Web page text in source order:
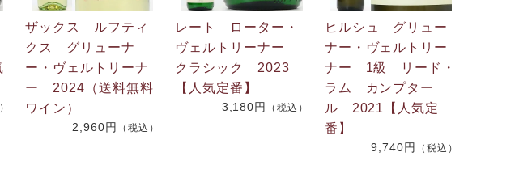
ザックス ルフティ
クス グリューナ
ー・ヴェルトリーナ
ー 2024（送料無料
ワイン）
2,960円 （税込）
レート ローター・
ヴェルトリーナー
クラシック 2023
【人気定番】
3,180円 （税込）
ヒルシュ グリュー
ナー・ヴェルトリー
ナー 1級 リード・
ラム カンプター
ル 2021【人気定
番】
9,740円 （税込）